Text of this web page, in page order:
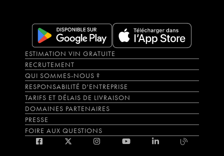
ESTIMATION VIN GRATUITE
RECRUTEMENT
QUI SOMMES-NOUS ?
RESPONSABILITÉ D'ENTREPRISE
TARIFS ET DÉLAIS DE LIVRAISON
DOMAINES PARTENAIRES
PRESSE
FOIRE AUX QUESTIONS